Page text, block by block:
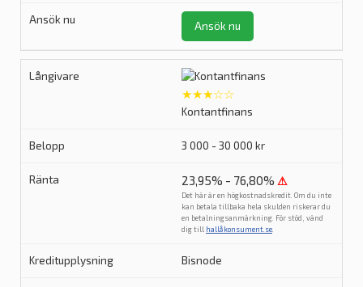
Ansök nu
★★★☆☆
Kontantfinans
3 000 - 30 000 kr
23,95% - 76,80% ⚠
Det här är en högkostnadskredit. Om du inte
kan betala tillbaka hela skulden riskerar du
en betalningsanmärkning. För stöd, vänd
dig till hallåkonsument.se
Bisnode